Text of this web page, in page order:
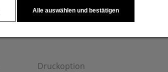
Druckoption
Alle auswählen und bestätigen